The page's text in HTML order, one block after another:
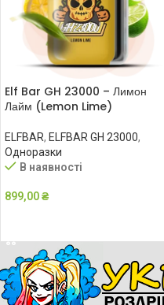
Elf Bar GH 23000 – Лимон
Лайм (Lemon Lime)
ELFBAR, ELFBAR GH 23000,
Одноразки
В наявності
899,00₴